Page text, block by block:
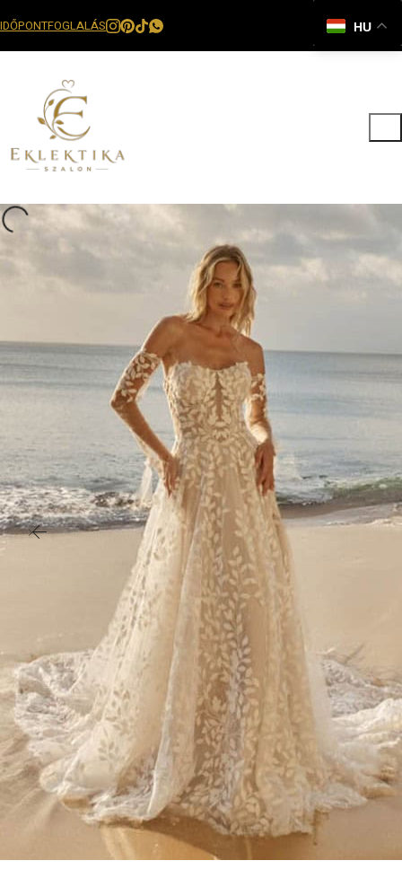
IDŐPONTFOGLALÁS HU